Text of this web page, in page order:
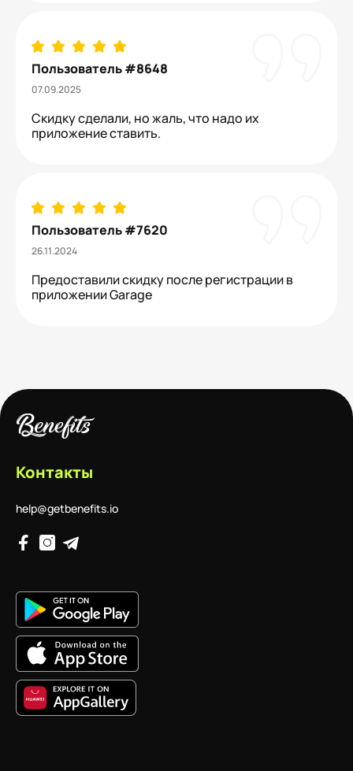
Пользователь #8648
07.09.2025
Скидку сделали, но жаль, что надо их
приложение ставить.
Пользователь #7620
26.11.2024
Предоставили скидку после регистрации в
приложении Garage
Контакты
help@getbenefits.io